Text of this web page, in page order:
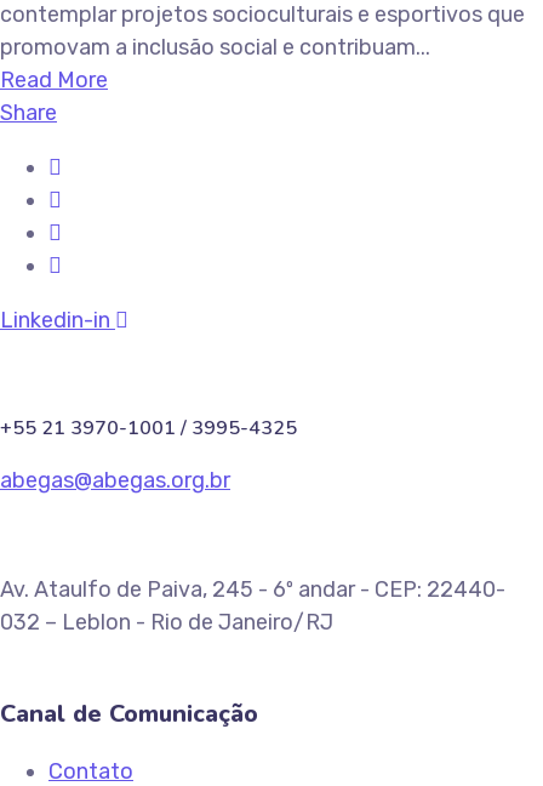
contemplar projetos socioculturais e esportivos que
promovam a inclusão social e contribuam...
Read More
Share
Linkedin-in
+55 21 3970-1001 / 3995-4325
abegas@abegas.org.br
Av. Ataulfo de Paiva, 245 - 6º andar - CEP: 22440-
032 – Leblon - Rio de Janeiro/RJ
Canal de Comunicação
Contato